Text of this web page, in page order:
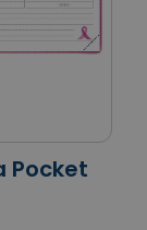
Pocket